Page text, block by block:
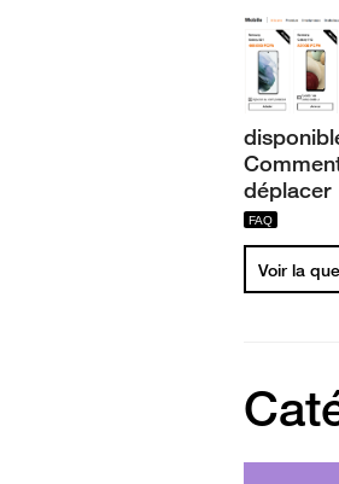
déplacer
Voir la